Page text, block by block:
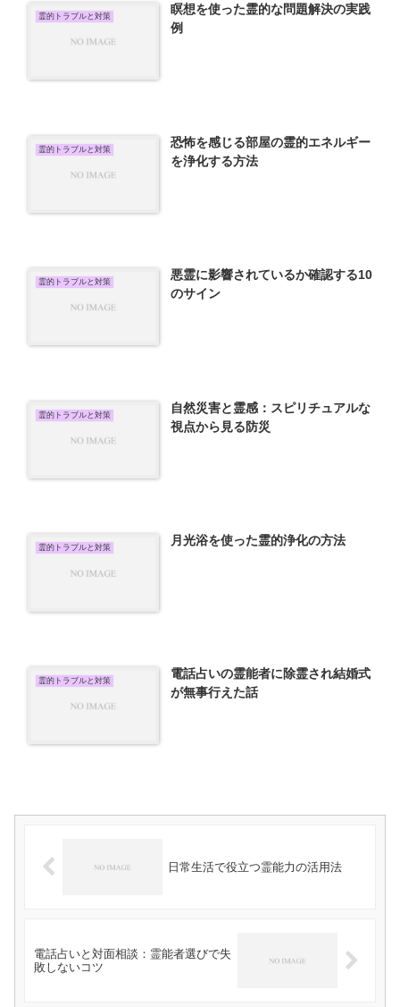
霊的トラブルと対策
瞑想を使った霊的な問題解決の実践
例
霊的トラブルと対策
恐怖を感じる部屋の霊的エネルギー
を浄化する方法
霊的トラブルと対策
悪霊に影響されているか確認する10
のサイン
霊的トラブルと対策
自然災害と霊感：スピリチュアルな
視点から見る防災
霊的トラブルと対策 月光浴を使った霊的浄化の方法
霊的トラブルと対策
電話占いの霊能者に除霊され結婚式
が無事行えた話
日常生活で役立つ霊能力の活用法
電話占いと対面相談：霊能者選びで失
敗しないコツ